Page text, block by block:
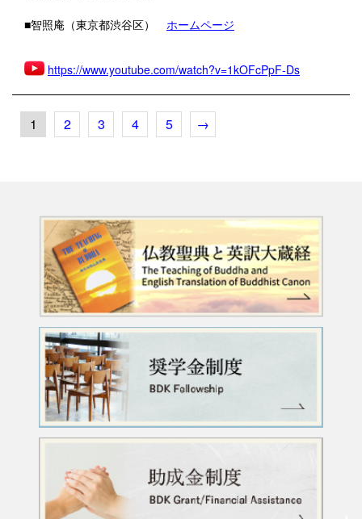
■智照庵（東京都渋谷区） ホームページ
https://www.youtube.com/watch?v=1kOFcPpF-Ds
1 2 3 4 5 →